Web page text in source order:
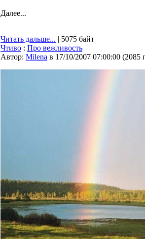
Далее...
Читать дальше... | 5075 байт
Чтиво : Про вежливость
Автор: Milena в 17/10/2007 07:00:00 (2085